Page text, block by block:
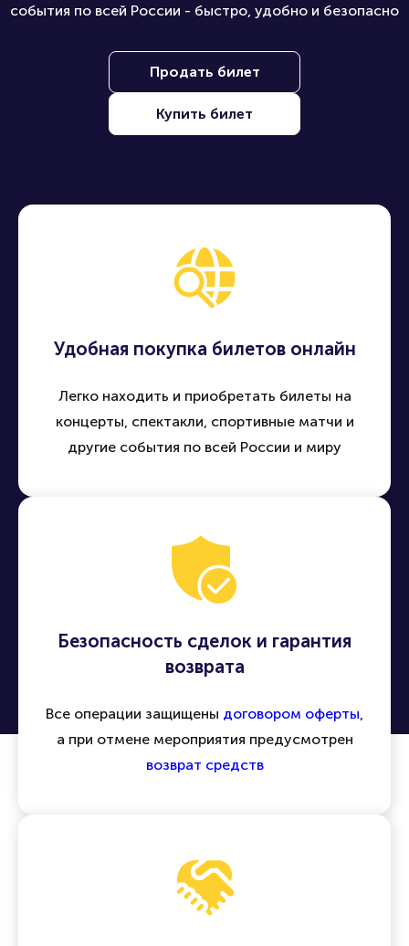
события по всей России - быстро, удобно и безопасно
Продать билет
Купить билет
Удобная покупка билетов онлайн
Легко находить и приобретать билеты на
концерты, спектакли, спортивные матчи и
другие события по всей России и миру
Безопасность сделок и гарантия
возврата
Все операции защищены договором оферты,
а при отмене мероприятия предусмотрен
возврат средств